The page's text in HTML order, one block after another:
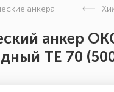
анкера
анкер
ТЕ 70